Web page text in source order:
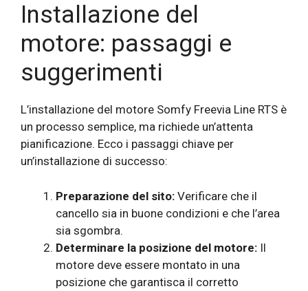
Installazione del
motore: passaggi e
suggerimenti
L’installazione del motore Somfy Freevia Line RTS è
un processo semplice, ma richiede un’attenta
pianificazione. Ecco i passaggi chiave per
un’installazione di successo:
Preparazione del sito: Verificare che il
cancello sia in buone condizioni e che l’area
sia sgombra.
Determinare la posizione del motore: Il
motore deve essere montato in una
posizione che garantisca il corretto